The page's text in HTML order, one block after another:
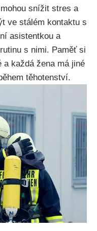
snížit ⁢stres a
ve stálém kontaktu s
asistentkou a
s nimi. Paměť si
a každá žena má jiné
těhotenství.